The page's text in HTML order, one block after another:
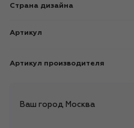
Страна дизайна
Артикул
Артикул производителя
Ваш город Москва